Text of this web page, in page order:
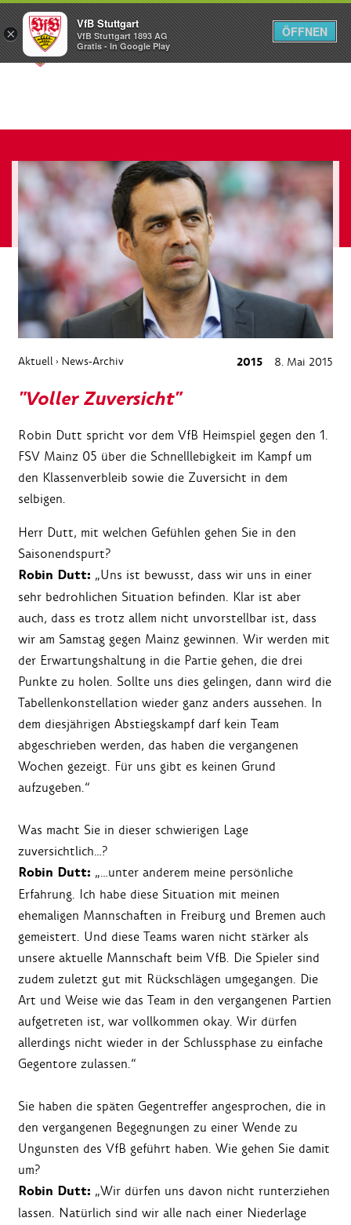
Menü
Aktuell › News-Archiv 2015 8. Mai 2015
"Voller Zuversicht"
Robin Dutt spricht vor dem VfB Heimspiel gegen den 1.
FSV Mainz 05 über die Schnelllebigkeit im Kampf um
den Klassenverbleib sowie die Zuversicht in dem
selbigen.
Herr Dutt, mit welchen Gefühlen gehen Sie in den
Saisonendspurt?
Robin Dutt: „Uns ist bewusst, dass wir uns in einer
sehr bedrohlichen Situation befinden. Klar ist aber
auch, dass es trotz allem nicht unvorstellbar ist, dass
wir am Samstag gegen Mainz gewinnen. Wir werden mit
der Erwartungshaltung in die Partie gehen, die drei
Punkte zu holen. Sollte uns dies gelingen, dann wird die
Tabellenkonstellation wieder ganz anders aussehen. In
dem diesjährigen Abstiegskampf darf kein Team
abgeschrieben werden, das haben die vergangenen
Wochen gezeigt. Für uns gibt es keinen Grund
aufzugeben.“
Was macht Sie in dieser schwierigen Lage
zuversichtlich…?
Robin Dutt: „…unter anderem meine persönliche
Erfahrung. Ich habe diese Situation mit meinen
ehemaligen Mannschaften in Freiburg und Bremen auch
gemeistert. Und diese Teams waren nicht stärker als
unsere aktuelle Mannschaft beim VfB. Die Spieler sind
zudem zuletzt gut mit Rückschlägen umgegangen. Die
Art und Weise wie das Team in den vergangenen Partien
aufgetreten ist, war vollkommen okay. Wir dürfen
allerdings nicht wieder in der Schlussphase zu einfache
Gegentore zulassen.“
Sie haben die späten Gegentreffer angesprochen, die in
den vergangenen Begegnungen zu einer Wende zu
Ungunsten des VfB geführt haben. Wie gehen Sie damit
um?
Robin Dutt: „Wir dürfen uns davon nicht runterziehen
lassen. Natürlich sind wir alle nach einer Niederlage
×
VfB Stuttgart
VfB Stuttgart 1893 AG
Gratis - In Google Play
ÖFFNEN